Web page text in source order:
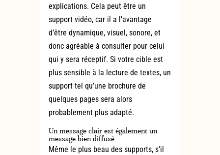
explications. Cela peut être un
support vidéo, car il a l’avantage
d’être dynamique, visuel, sonore, et
donc agréable à consulter pour celui
qui y sera réceptif. Si votre cible est
plus sensible à la lecture de textes, un
support tel qu’une brochure de
quelques pages sera alors
probablement plus adapté.
Un message clair est également un
message bien diffusé
Même le plus beau des supports, s’il